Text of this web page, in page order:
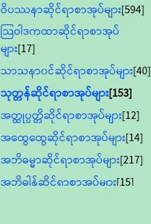
ဝိပဿနာဆိုင်ရာစာအုပ်များ[594]
သြဝါဒကထာဆိုင်ရာစာအုပ်
များ[17]
သာသနာ၀င်ဆိုင်ရာစာအုပ်များ[40]
သုတ္တန်ဆိုင်ရာစာအုပ်များ[153]
အတ္ထုပ္ပတ္တိဆိုင်ရာစာအုပ်များ[12]
အထွေထွေဆိုင်ရာစာအုပ်များ[14]
အဘိဓမ္မာဆိုင်ရာစာအုပ်များ[217]
အဘိဓါန်ဆိုင်ရာစာအုပ်များ[15]